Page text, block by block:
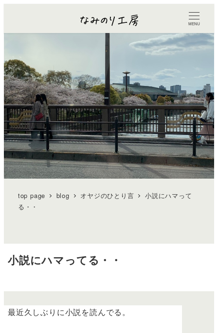
MENU
top page blog オヤジのひとり言
小説にハマって
る・・
小説にハマってる・・
最近久しぶりに小説を読んでる。